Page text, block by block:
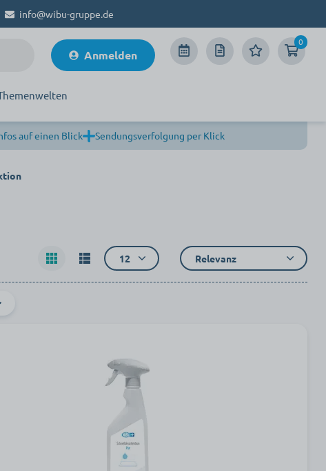
info@wibu-gruppe.de
Anmelden
0
auf einen Blick Sendungsverfolgung per Klick
12 Relevanz